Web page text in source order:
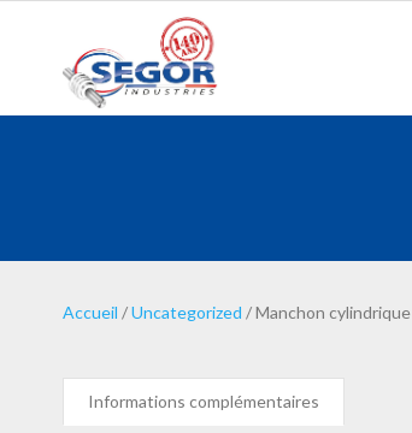
Accueil /Uncategorized / Manchon cylindrique
Informations complémentaires